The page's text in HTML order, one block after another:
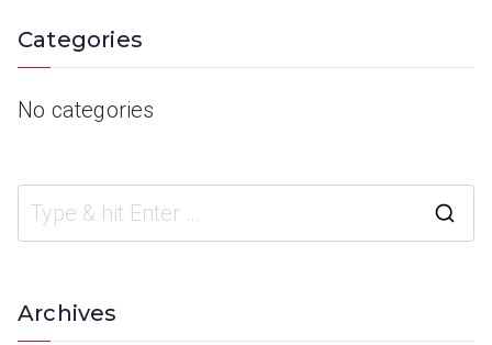
Categories
No categories
Archives